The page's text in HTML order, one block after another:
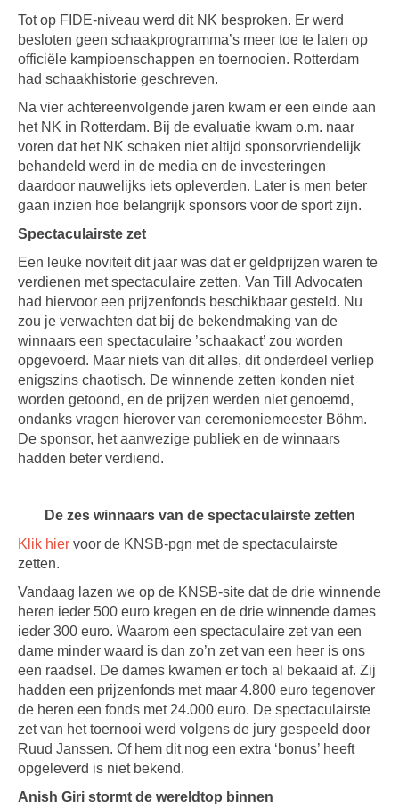
Tot op FIDE-niveau werd dit NK besproken. Er werd
besloten geen schaakprogramma’s meer toe te laten op
officiële kampioenschappen en toernooien. Rotterdam
had schaakhistorie geschreven.
Na vier achtereenvolgende jaren kwam er een einde aan
het NK in Rotterdam. Bij de evaluatie kwam o.m. naar
voren dat het NK schaken niet altijd sponsorvriendelijk
behandeld werd in de media en de investeringen
daardoor nauwelijks iets opleverden. Later is men beter
gaan inzien hoe belangrijk sponsors voor de sport zijn.
Spectaculairste zet
Een leuke noviteit dit jaar was dat er geldprijzen waren te
verdienen met spectaculaire zetten. Van Till Advocaten
had hiervoor een prijzenfonds beschikbaar gesteld. Nu
zou je verwachten dat bij de bekendmaking van de
winnaars een spectaculaire ’schaakact’ zou worden
opgevoerd. Maar niets van dit alles, dit onderdeel verliep
enigszins chaotisch. De winnende zetten konden niet
worden getoond, en de prijzen werden niet genoemd,
ondanks vragen hierover van ceremoniemeester Böhm.
De sponsor, het aanwezige publiek en de winnaars
hadden beter verdiend.
De zes winnaars van de spectaculairste zetten
Klik hier voor de KNSB-pgn met de spectaculairste
zetten.
Vandaag lazen we op de KNSB-site dat de drie winnende
heren ieder 500 euro kregen en de drie winnende dames
ieder 300 euro. Waarom een spectaculaire zet van een
dame minder waard is dan zo’n zet van een heer is ons
een raadsel. De dames kwamen er toch al bekaaid af. Zij
hadden een prijzenfonds met maar 4.800 euro tegenover
de heren een fonds met 24.000 euro. De spectaculairste
zet van het toernooi werd volgens de jury gespeeld door
Ruud Janssen. Of hem dit nog een extra ‘bonus’ heeft
opgeleverd is niet bekend.
Anish Giri stormt de wereldtop binnen